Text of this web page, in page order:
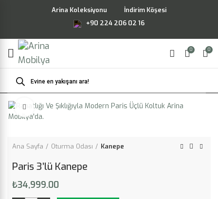
Arina Koleksiyonu
İndirim Köşesi
+90 224 206 02 16
0 0
Products
search
Büyütmek için tıklayın
Ana Sayfa Oturma Odası Kanepe
Paris 3’lü Kanepe
₺34,999.00